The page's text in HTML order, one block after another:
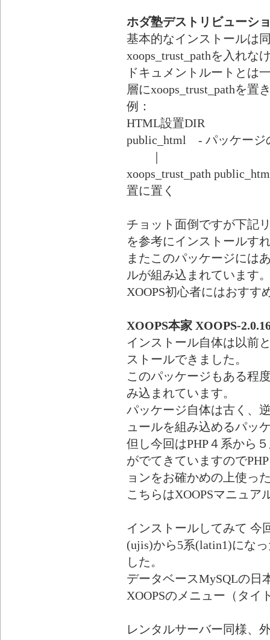
ホダ塾デストリビューシ
基本的なインストールは
xoops_trust_pathを入れな
ドキュメントルートとは
層にxoops_trust_pathを
例：
HTML設置DIR
public_html ‐ パッケージ
xoops_trust_path
置に置く
チョット面倒ですが下記
を参考にインストールす
またこのパッケージには
ルが組み込まれています
XOOPS初心者にはおすす
XOOPS本家 XOOPS-
インストール自体は以前
ストールできました。
このパッケージもある程
み込まれています。
パッケージ自体は古く、
ュールを組み込めるパッ
但し今回はPHP４系から
がでてきていますので
ョンをお確かめの上使っ
こちらはXOOPSマニュア
インストールしてみて 今
(ujis)から5系(latin1)にな
した。
データベースMySQLの日
XOOPSのメニュー（タイ
レンタルサーバー同様、